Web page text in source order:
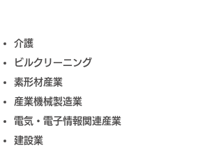
介護
ビルクリーニング
素形材産業
産業機械製造業
電気・電子情報関連産業
建設業